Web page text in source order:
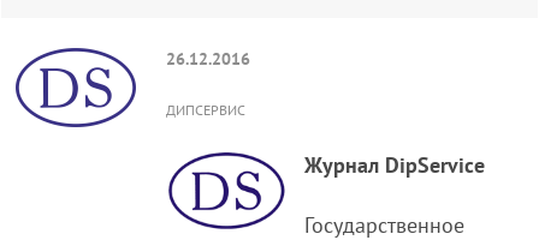
26.12.2016
ДИПСЕРВИС
Журнал DipService
Государственное